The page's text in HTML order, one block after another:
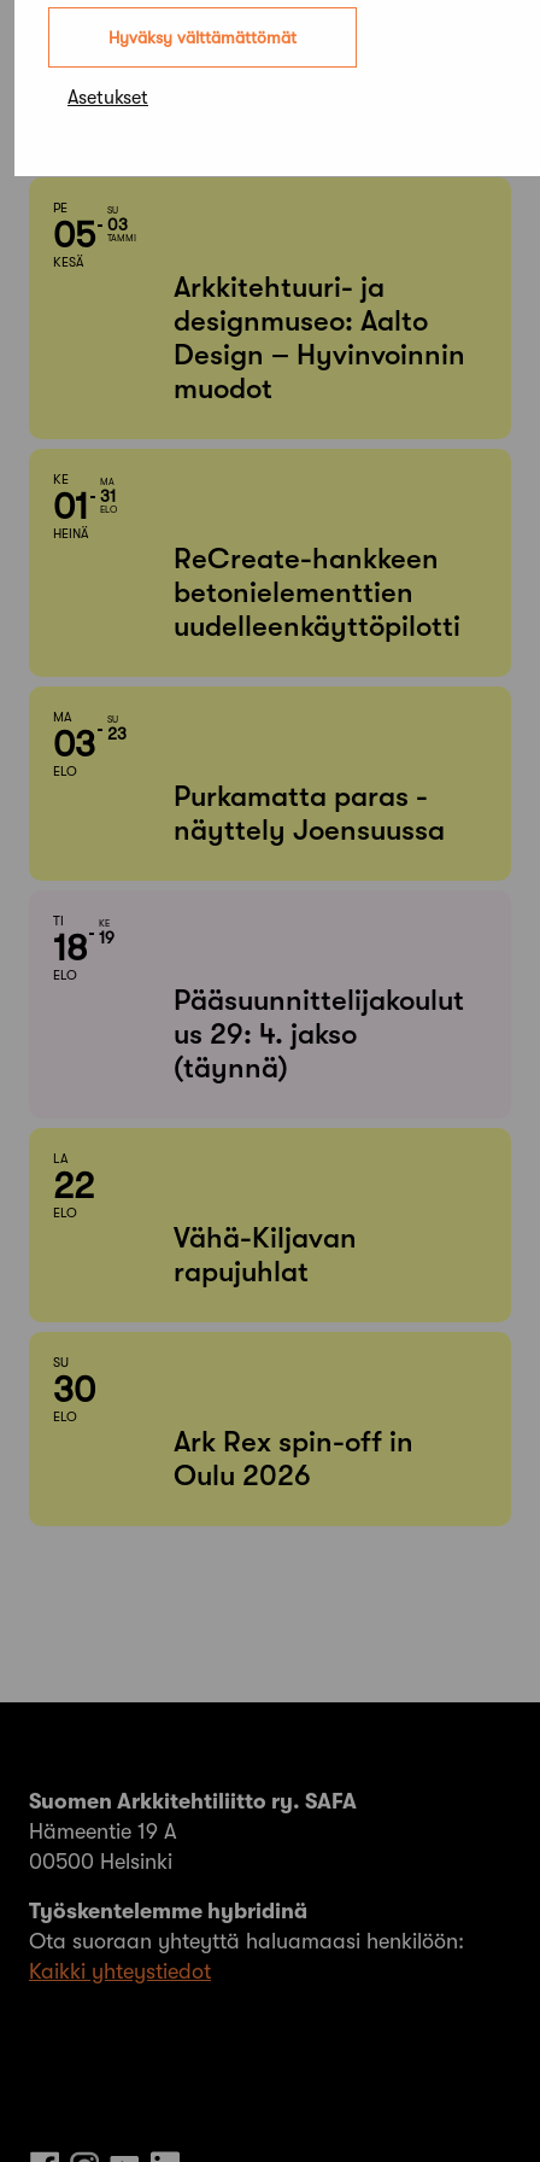
Hyväksy välttämättömät
Asetukset
Elokuu,
2026
Etsi tapahtumista
PE
05
KESÄ
SU
03
TAMMI
Arkkitehtuuri- ja
designmuseo: Aalto
Design – Hyvinvoinnin
muodot
KE
01
HEINÄ
MA
31
ELO
ReCreate-hankkeen
betonielementtien
uudelleenkäyttöpilotti
MA
03
ELO
SU
23
Purkamatta paras -
näyttely Joensuussa
TI
18
ELO
KE
19
Pääsuunnittelijakoulut
us 29: 4. jakso
(täynnä)
LA
22
ELO
Vähä-Kiljavan
rapujuhlat
SU
30
ELO
Ark Rex spin-off in
Oulu 2026
Suomen Arkkitehtiliitto ry. SAFA
Hämeentie 19 A
00500 Helsinki
Työskentelemme hybridinä
Ota suoraan yhteyttä haluamaasi henkilöön:
Kaikki yhteystiedot